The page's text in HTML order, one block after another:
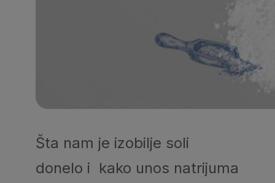
Šta nam je izobilje soli
donelo i kako unos natrijuma